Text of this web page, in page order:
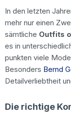
In den letzten
mehr nur einen
sämtliche Outfits
es in
punkten viele
Besonders Bernd
Detailverliebtheit
Die richtige